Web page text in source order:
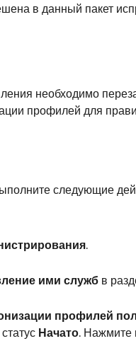
в данный пакет
необходимо
профилей для
следующие
.
ими службв
профилей
Начато. Нажмите